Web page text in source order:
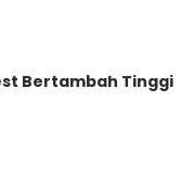
Bertambah Tinggi